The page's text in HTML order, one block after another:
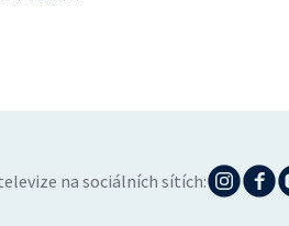
na sociálních sítích: